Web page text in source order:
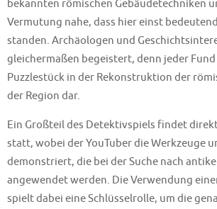
bekannten römischen Gebäudetechniken
Vermutung nahe, dass hier einst
standen. Archäologen und
gleichermaßen begeistert, denn jeder
Puzzlestück in der Rekonstruktion der
der Region dar.
Ein Großteil des Detektivspiels findet
statt, wobei der YouTuber die Werkzeuge
demonstriert, die bei der Suche nach
angewendet werden. Die Verwendung
spielt dabei eine Schlüsselrolle, um die